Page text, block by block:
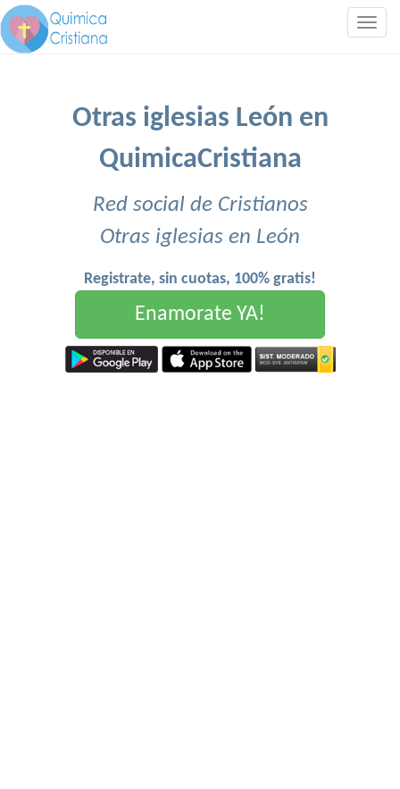
Otras iglesias León en
QuimicaCristiana
Red social de Cristianos
Otras iglesias en León
Registrate, sin cuotas, 100% gratis!
Enamorate YA!